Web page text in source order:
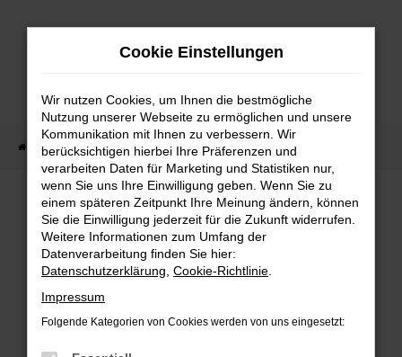
Zum
Startseite Fahrzeug Showroom Fahrzeugbestand
FAHRZEUGBESTAND
Bei Neuwagen Autoland finden Sie eine große
Auswahl an Marken und Modellen.
Cookie Einstellungen
Wir nutzen Cookies, um Ihnen die bestmögliche
Nutzung unserer Webseite zu ermöglichen und unsere
Kommunikation mit Ihnen zu verbessern. Wir
berücksichtigen hierbei Ihre Präferenzen und
verarbeiten Daten für Marketing und Statistiken nur,
wenn Sie uns Ihre Einwilligung geben. Wenn Sie zu
einem späteren Zeitpunkt Ihre Meinung ändern, können
Sie die Einwilligung jederzeit für die Zukunft widerrufen.
Weitere Informationen zum Umfang der
Datenverarbeitung finden Sie hier:
Datenschutzerklärung Cookie-Richtlinie
Impressum
Folgende Kategorien von Cookies werden von uns eingesetzt: